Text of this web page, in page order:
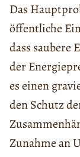
Das
öffentliche
dass saubere
der
es einen
den Schutz
Zunahme an